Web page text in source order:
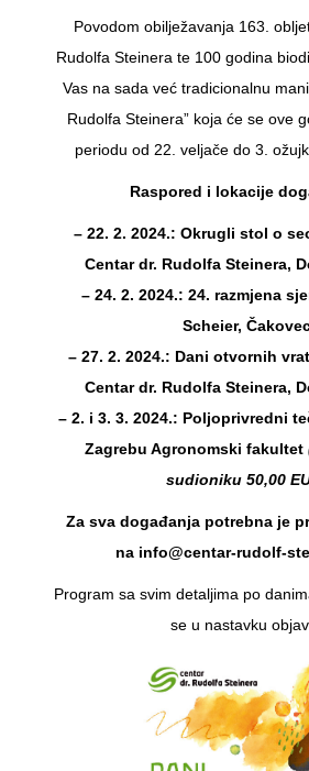
Povodom obilježavanja 163.
Rudolfa Steinera te 100 godina
Vas na sada već tradicionalnu
Rudolfa Steinera” koja će se ove
periodu od 22. veljače do 3.
Raspored i lokacije
– 22. 2. 2024.: Okrugli stol o
Centar dr. Rudolfa Steinera,
– 24. 2. 2024.: 24. razmjena
Scheier,
– 27. 2. 2024.: Dani otvornih
Centar dr. Rudolfa Steinera,
– 2. i 3. 3. 2024.: Poljoprivredni
Zagrebu Agronomski fakultet
sudioniku 50,00
Za sva događanja potrebna je
na info@centar-rudolf-
Program sa svim detaljima po
se u nastavku